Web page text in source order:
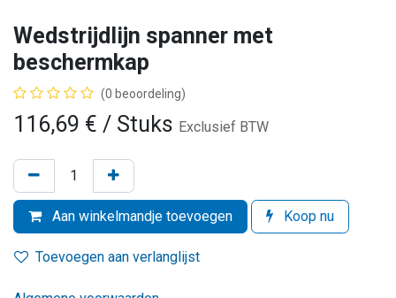
Wedstrijdlijn spanner met
beschermkap
(0 beoordeling)
116,69 € / Stuks Exclusief BTW
Aan winkelmandje toevoegen Koop nu
Toevoegen aan verlanglijst